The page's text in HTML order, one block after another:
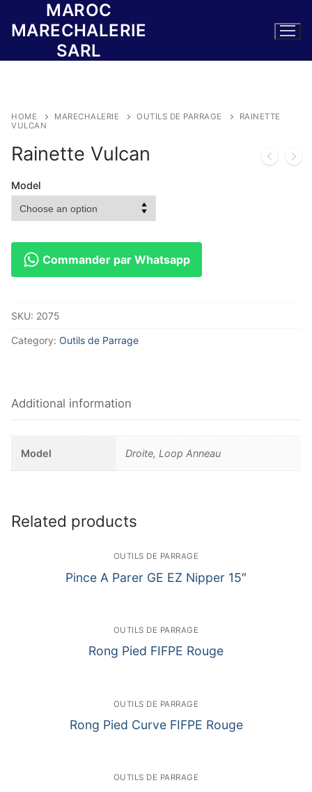
MAROC
MARECHALERIE
SARL
HOME MARECHALERIE OUTILS DE PARRAGE
RAINETTE
VULCAN
Rainette Vulcan
Model
Commander par Whatsapp
SKU: 2075
Category: Outils de Parrage
Additional information
Model Droite, Loop Anneau
Related products
OUTILS DE PARRAGE
Pince A Parer GE EZ Nipper 15″
OUTILS DE PARRAGE
Rong Pied FIFPE Rouge
OUTILS DE PARRAGE
Rong Pied Curve FIFPE Rouge
OUTILS DE PARRAGE